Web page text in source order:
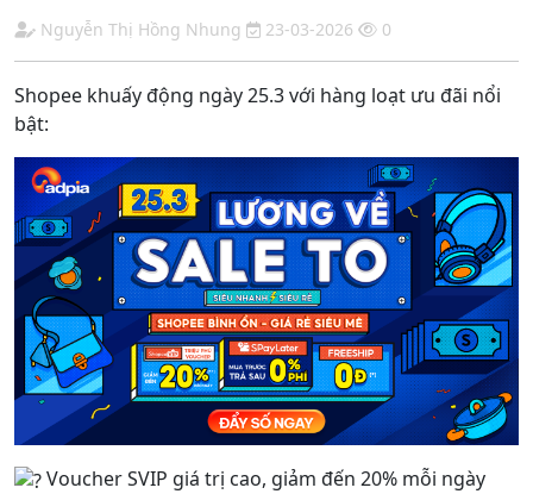
Nguyễn Thị Hồng Nhung 23-03-2026 0
Shopee khuấy động ngày 25.3 với hàng loạt ưu đãi nổi
bật:
Voucher SVIP giá trị cao, giảm đến 20% mỗi ngày